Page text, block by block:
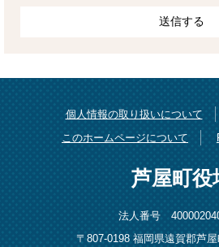
個人情報の取り扱いについて
このホームページについて
芦屋町役
法人番号
〒807-0198 福岡県遠賀郡芦